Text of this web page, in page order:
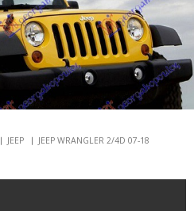
JEEP JEEP WRANGLER 2/4D 07-18